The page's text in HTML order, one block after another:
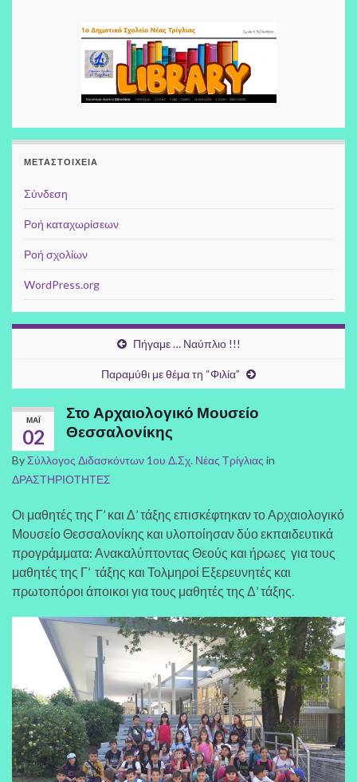
ΜΕΤΑΣΤΟΙΧΕΊΑ
Σύνδεση
Ροή καταχωρίσεων
Ροή σχολίων
WordPress.org
Πήγαμε … Ναύπλιο !!!
Παραμύθι με θέμα τη “Φιλία”
ΜΑΪ́
02
Στο Αρχαιολογικό Μουσείο
Θεσσαλονίκης
ByΣύλλογος Διδασκόντων 1ου Δ.Σχ. Νέας Τρίγλιας in
ΔΡΑΣΤΗΡΙΟΤΗΤΕΣ
Οι μαθητές της Γ’ και Δ’ τάξης επισκέφτηκαν το Αρχαιολογικό
Μουσείο Θεσσαλονίκης και υλοποίησαν δύο εκπαιδευτικά
προγράμματα: Ανακαλύπτοντας Θεούς και ήρωες για τους
μαθητές της Γ’ τάξης και Τολμηροί Εξερευνητές και
πρωτοπόροι άποικοι για τους μαθητές της Δ’ τάξης.